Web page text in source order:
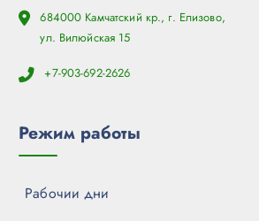
684000 Камчатский кр., г. Елизово,
ул. Вилюйская 15
+7-903-692-2626
Режим работы
Рабочии дни